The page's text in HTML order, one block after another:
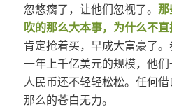
忽悠瘸了，让他们忽视了。 那
吹的那么大本事，为什么不直
肯定抢着买，早成大富豪了
一年上千亿美元的规模，他
人民币还不轻轻松松。任何
那么的苍白无力。